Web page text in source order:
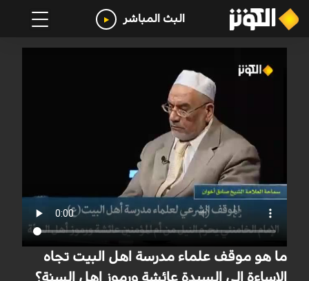
البث المباشر
ما هو موقف علماء مدرسة اهل البيت تجاه
الاساءة الى السيدة عائشة ورموز اهل السنة؟